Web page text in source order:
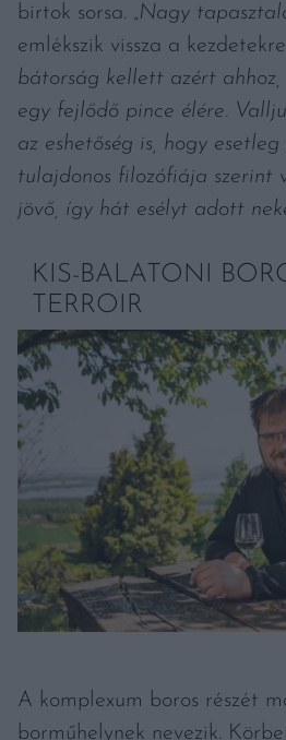
birtok sorsa. „Nagy
emlékszik vissza a
bátorság kellett azért ahhoz,
egy fejlődő pince élére.
az eshetőség is, hogy
tulajdonos filozófiája szerint
jövő, így hát esélyt adott
KIS-BALATONI
TERROIR
A komplexum boros részét
borműhelynek nevezik.